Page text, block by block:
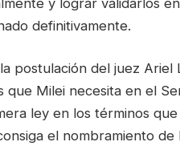
definitivamente.
postulación del juez Ariel
Milei necesita en el
ley en los términos
el nombramiento de